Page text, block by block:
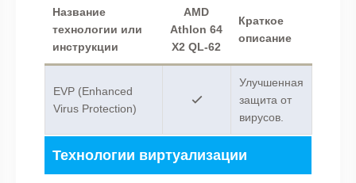
Название
технологии или
инструкции
AMD
Athlon 64
X2 QL-62
Краткое
описание
EVP (Enhanced
Virus Protection)
Улучшенная
защита от
вирусов.
Технологии виртуализации